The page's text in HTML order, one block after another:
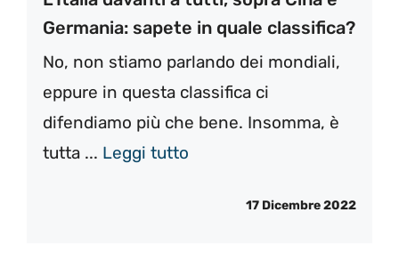
Germania: sapete in quale classifica?
No, non stiamo parlando dei mondiali,
eppure in questa classifica ci
difendiamo più che bene. Insomma, è
tutta ... Leggi tutto
17 Dicembre 2022